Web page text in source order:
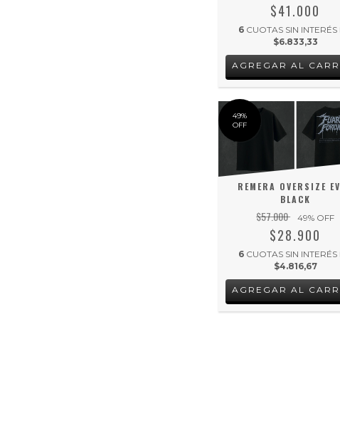
$41.000
6 CUOTAS SIN INTERÉS
$6.833,33
AGREGAR AL
49%
OFF
REMERA OVERSIZE
BLACK
$57.000 49% OFF
$28.900
6 CUOTAS SIN INTERÉS
$4.816,67
AGREGAR AL